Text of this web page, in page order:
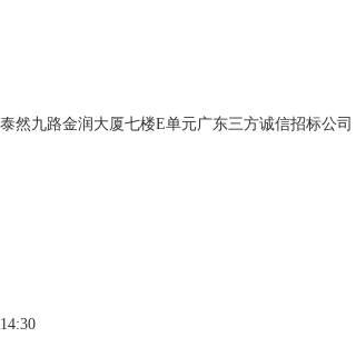
然九路金润大厦七楼E单元广东三方诚信招标公司